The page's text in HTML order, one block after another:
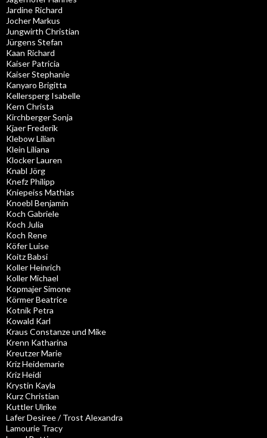
Jardine Richard
Jocher Markus
Jungwirth Christian
Jürgens Stefan
Kaan Richard
Kaiser Patricia
Kaiser Stephanie
Kanyaro Brigitta
Kellersperg Isabelle
Kern Christa
Kirchberger Sonja
Kjaer Frederik
Klebow Lilian
Klein Liliana
Klocker Lauren
Knabl Jörg
Knefz Philipp
Kniepeiss Mathias
Knoebl Benjamin
Koch Gabriele
Koch Julia
Koch Rene
Köfer Luise
Koitz Babsi
Koller Heinrich
Koller Michael
Kopmajer Simone
Körmer Beatrice
Kotnik Petra
Kowald Karl
Kraus Constanze und Mike
Krenn Katharina
Kreutzer Marie
Kriz Heidemarie
Kriz Heidi
Krystin Kayla
Kurz Christian
Kuttler Ulrike
Lafer Desiree / Trost Alexandra
Lamourie Tracy